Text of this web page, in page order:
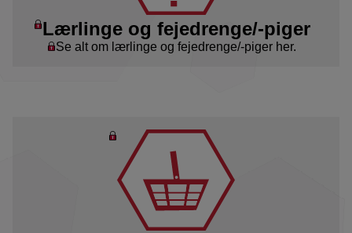
Lærlinge og fejedrenge/-piger
Se alt om lærlinge og fejedrenge/-piger her.